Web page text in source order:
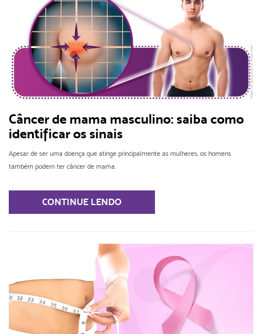
Câncer de mama masculino: saiba como
identificar os sinais
Apesar de ser uma doença que atinge principalmente as mulheres, os homens
também podem ter câncer de mama.
CONTINUE LENDO